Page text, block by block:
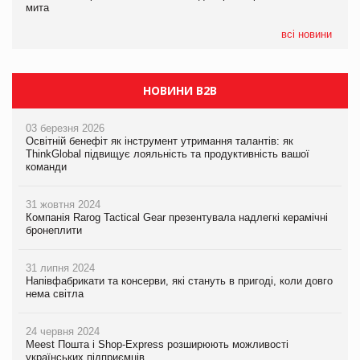
мита
всі новини
Сергій Лісунов про заморожені хлібобулочні вироби на
інтелекту
НОВИНИ B2B
03 березня 2026
Освітній бенефіт як інструмент утримання талантів: як
ThinkGlobal підвищує лояльність та продуктивність вашої
команди
31 жовтня 2024
Компанія Rarog Tactical Gear презентувала надлегкі керамічні
бронеплити
31 липня 2024
Напівфабрикати та консерви, які стануть в пригоді, коли довго
нема світла
24 червня 2024
Meest Пошта і Shop-Express розширюють можливості
українських підприємців